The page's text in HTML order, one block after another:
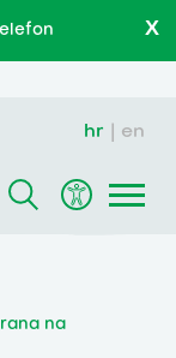
X
hr en
na